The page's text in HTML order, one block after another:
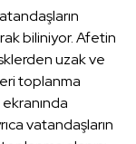
biliniyor. Afetin
uzak ve
toplanma
vatandaşların